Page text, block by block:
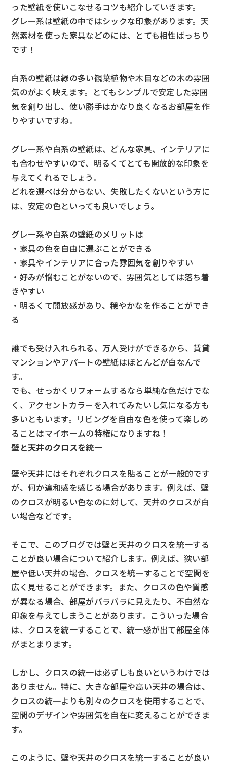
った壁紙を使いこなせるコツも紹介していきます。
グレー系は壁紙の中ではシックな印象があります。天
然素材を使った家具などのには、とても相性ばっちり
です！
白系の壁紙は緑の多い観葉植物や木目などの木の雰囲
気のがよく映えます。とてもシンプルで安定した雰囲
気を創り出し、使い勝手はかなり良くなるお部屋を作
りやすいですね。
グレー系や白系の壁紙は、どんな家具、インテリアに
も合わせやすいので、明るくてとても開放的な印象を
与えてくれるでしょう。
どれを選べは分からない、失敗したくないという方に
は、安定の色といっても良いでしょう。
グレー系や白系の壁紙のメリットは
・家具の色を自由に選ぶことができる
・家具やインテリアに合った雰囲気を創りやすい
・好みが悩むことがないので、雰囲気としては落ち着
きやすい
・明るくて開放感があり、穏やかなを作ることができ
る
誰でも受け入れられる、万人受けができるから、賃貸
マンションやアパートの壁紙はほとんどが白なんで
す。
でも、せっかくリフォームするなら単純な色だけでな
く、アクセントカラーを入れてみたいし気になる方も
多いともいます。リビングを自由な色を使って楽しめ
ることはマイホームの特権になりますね！
壁と天井のクロスを統一
壁や天井にはそれぞれクロスを貼ることが一般的です
が、何か違和感を感じる場合があります。例えば、壁
のクロスが明るい色なのに対して、天井のクロスが白
い場合などです。
そこで、このブログでは壁と天井のクロスを統一する
ことが良い場合について紹介します。例えば、狭い部
屋や低い天井の場合、クロスを統一することで空間を
広く見せることができます。また、クロスの色や質感
が異なる場合、部屋がバラバラに見えたり、不自然な
印象を与えてしまうことがあります。こういった場合
は、クロスを統一することで、統一感が出て部屋全体
がまとまります。
しかし、クロスの統一は必ずしも良いというわけでは
ありません。特に、大きな部屋や高い天井の場合は、
クロスの統一よりも別々のクロスを使用することで、
空間のデザインや雰囲気を自在に変えることができま
す。
このように、壁や天井のクロスを統一することが良い